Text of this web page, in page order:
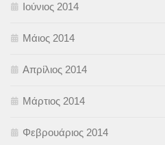
Ιούνιος 2014
Μάιος 2014
Απρίλιος 2014
Μάρτιος 2014
Φεβρουάριος 2014